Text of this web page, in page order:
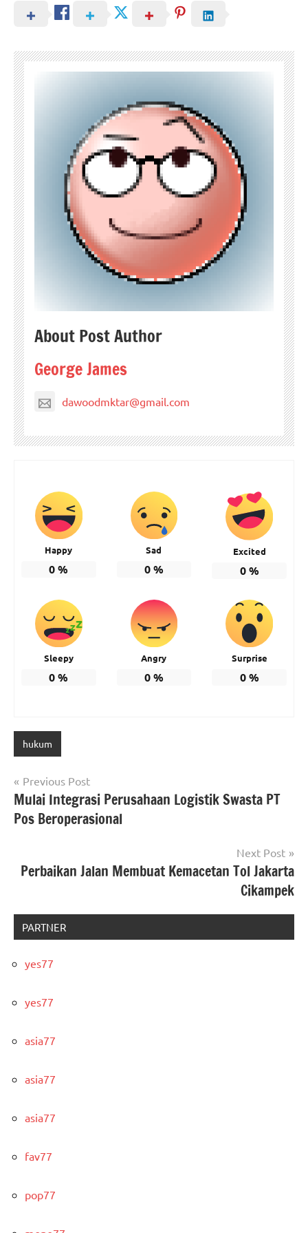
About Post Author
George James
dawoodmktar@gmail.com
Happy
0%
Sad
0%
Excited
0%
Sleepy
0%
Angry
0%
Surprise
0%
hukum
Post
navigation
Previous Post
Mulai Integrasi Perusahaan Logistik Swasta PT
Pos Beroperasional
Next Post
Perbaikan Jalan Membuat Kemacetan Tol Jakarta
Cikampek
PARTNER
yes77
yes77
asia77
asia77
asia77
fav77
pop77